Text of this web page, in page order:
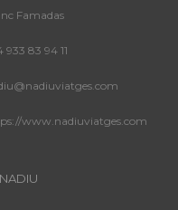
Famadas
933 83 94 11
www.nadiuviatges.com